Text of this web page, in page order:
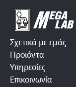
Σχετικά με εμάς
Προϊόντα
Υπηρεσίες
Επικοινωνία